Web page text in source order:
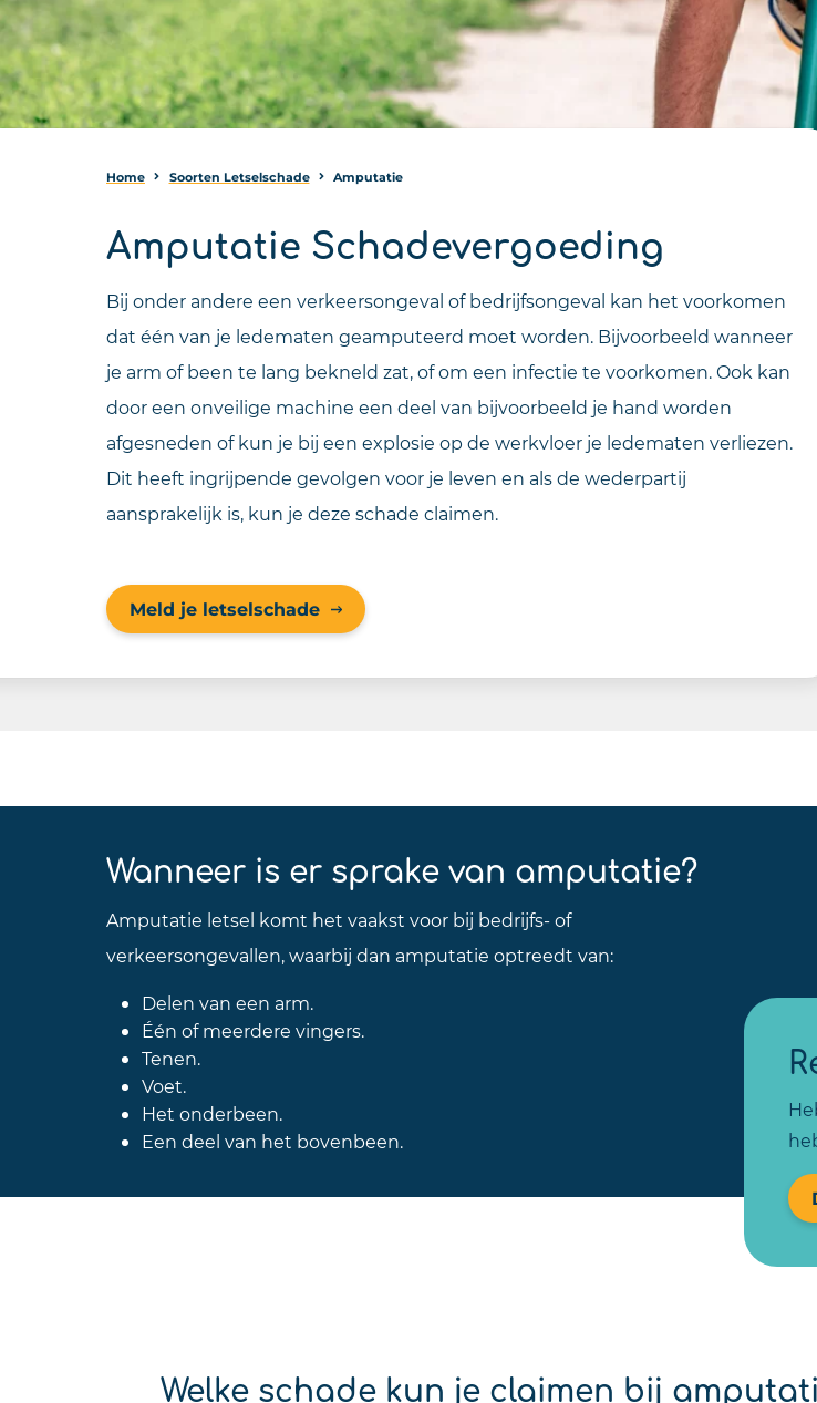
Home Soorten Letselschade Amputatie
Amputatie Schadevergoeding
Bij onder andere een verkeersongeval of bedrijfsongeval kan het voorkomen
dat één van je ledematen geamputeerd moet worden. Bijvoorbeeld wanneer
je arm of been te lang bekneld zat, of om een infectie te voorkomen. Ook kan
door een onveilige machine een deel van bijvoorbeeld je hand worden
afgesneden of kun je bij een explosie op de werkvloer je ledematen verliezen.
Dit heeft ingrijpende gevolgen voor je leven en als de wederpartij
aansprakelijk is, kun je deze schade claimen.
Meld je letselschade
Wanneer is er sprake van amputatie?
Amputatie letsel komt het vaakst voor bij bedrijfs- of
verkeersongevallen, waarbij dan amputatie optreedt van:
Delen van een arm.
Één of meerdere vingers.
Tenen.
Voet.
Het onderbeen.
Een deel van het bovenbeen.
Welke schade kun je claimen bij